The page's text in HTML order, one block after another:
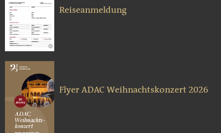
Reiseanmeldung
Flyer ADAC Weihnachtskonzert 2026